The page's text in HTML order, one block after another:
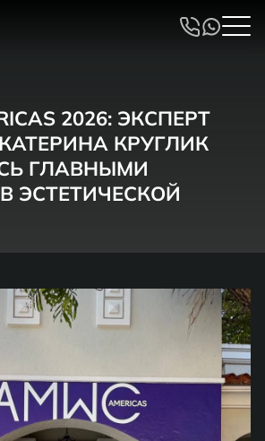
2026: ЭКСПЕРТ
КРУГЛИК
ГЛАВНЫМИ
ЭСТЕТИЧЕСКОЙ